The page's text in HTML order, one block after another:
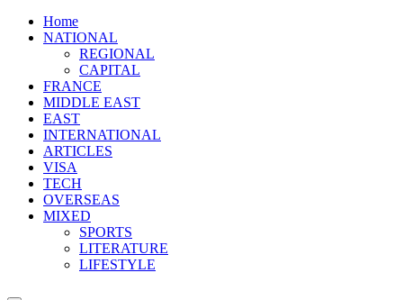
Home
NATIONAL
REGIONAL
CAPITAL
FRANCE
MIDDLE EAST
EAST
INTERNATIONAL
ARTICLES
VISA
TECH
OVERSEAS
MIXED
SPORTS
LITERATURE
LIFESTYLE